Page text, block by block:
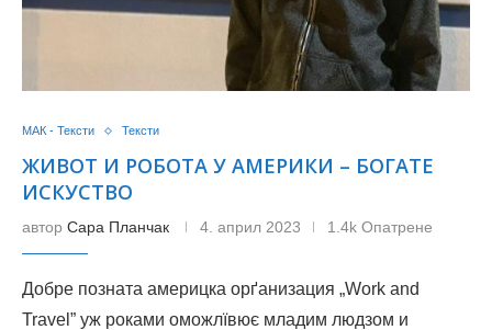
МАК - Тексти Тексти
ЖИВОТ И РОБОТА У АМЕРИКИ – БОГАТЕ
ИСКУСТВО
автор Сара Планчак 4. април 2023 1.4k Опатрене
Добре позната америцка орґанизация „Work and
Travel” уж роками оможлївює младим людзом и